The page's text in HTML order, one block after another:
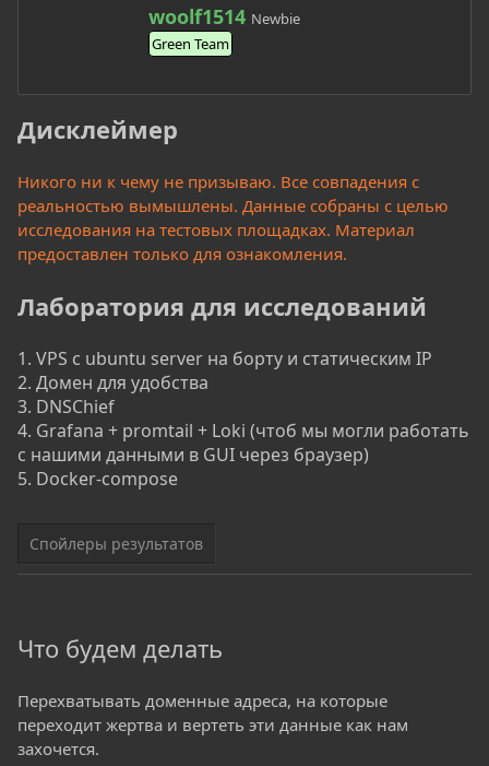
А
в
т
р
woolf1514 Newbie
Green Team
Дисклеймер
Никого ни к чему не призываю. Все совпадения с
реальностью вымышлены. Данные собраны с целью
исследования на тестовых площадках. Материал
предоставлен только для ознакомления.
Лаборатория для исследований
1. VPS c ubuntu server на борту и статическим IP
2. Домен для удобства
3. DNSChief
4. Grafana + promtail + Loki (чтоб мы могли работать
с нашими данными в GUI через браузер)
5. Docker-compose
Спойлеры результатов
Что будем делать
Перехватывать доменные адреса, на которые
переходит жертва и вертеть эти данные как нам
захочется.